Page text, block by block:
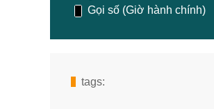
Gọi số (Giờ hành chính)
tags: